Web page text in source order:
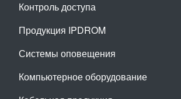
Контроль доступа
Продукция IPDROM
Системы оповещения
Компьютерное оборудование